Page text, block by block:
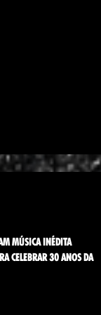
MÚSICA INÉDITA
CELEBRAR 30 ANOS DA